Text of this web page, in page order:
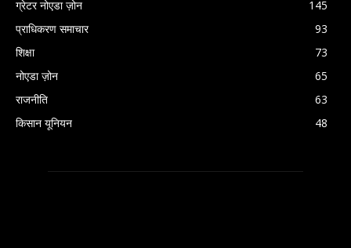
ग्रेटर नोएडा ज़ोन
145
प्राधिकरण समाचार
93
शिक्षा
73
नोएडा ज़ोन
65
राजनीति
63
किसान यूनियन
48